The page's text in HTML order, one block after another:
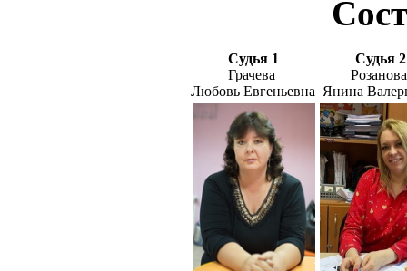
Судья 1
Грачева
Любовь Евгеньевна
Судья 2
Янина